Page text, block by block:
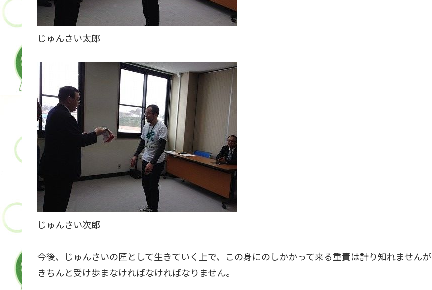
じゅんさい太郎
じゅんさい次郎
今後、じゅんさいの匠として生きていく上で、この身にのしかかって来る重責は計り知れませんが
きちんと受け歩まなければなければなりません。